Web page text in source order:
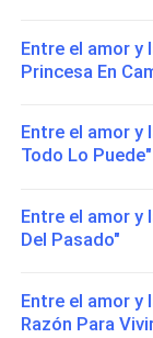
Entre el amor
Princesa En
Entre el amor
Todo Lo Puede"
Entre el amor
Del Pasado"
Entre el amor y
Razón Para